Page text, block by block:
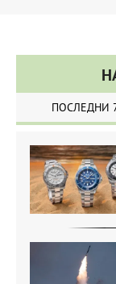
ПОСЛЕДНИ